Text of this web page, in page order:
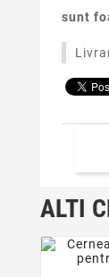
sunt
ALTI